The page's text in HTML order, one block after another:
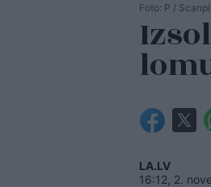
Foto: P /
LA.LV
16:12, 2.